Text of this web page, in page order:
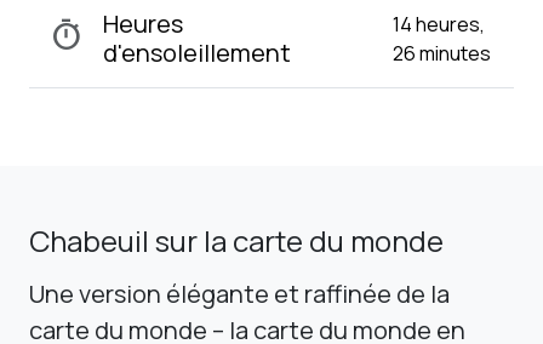
timer
Heures
d'ensoleillement
14 heures,
26 minutes
Chabeuil sur la carte du monde
Une version élégante et raffinée de la
carte du monde – la carte du monde en